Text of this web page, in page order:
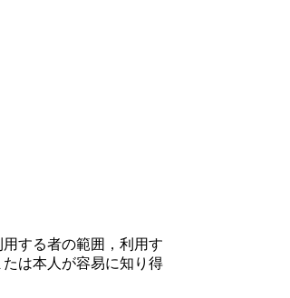
する者の範囲，利用す
は本人が容易に知り得